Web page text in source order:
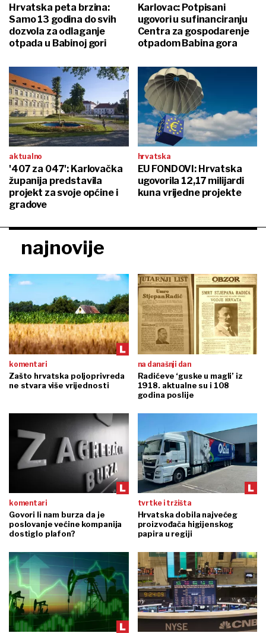
Hrvatska peta brzina:
Samo 13 godina do svih
dozvola za odlaganje
otpada u Babinoj gori
Karlovac: Potpisani
ugovori u sufinanciranju
Centra za gospodarenje
otpadom Babina gora
aktualno
'407 za 047': Karlovačka
županija predstavila
projekt za svoje općine i
gradove
hrvatska
EU FONDOVI: Hrvatska
ugovorila 12,17 milijardi
kuna vrijedne projekte
najnovije
komentari
Zašto hrvatska poljoprivreda
ne stvara više vrijednosti
na današnji dan
Radićeve ‘guske u magli’ iz
1918. aktualne su i 108
godina poslije
komentari
Govori li nam burza da je
poslovanje većine kompanija
dostiglo plafon?
tvrtke i tržišta
Hrvatska dobila najvećeg
proizvođača higijenskog
papira u regiji